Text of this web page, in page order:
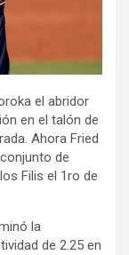
el abridor
en el talón de
Ahora Fried
de
Filis el 1ro de
la
de 2.25 en